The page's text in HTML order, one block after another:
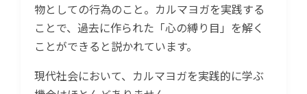
物としての行為のこと。カルマヨガを実践する
ことで、過去に作られた「心の縛り目」を解く
ことができると説かれています。
現代社会において、カルマヨガを実践的に学ぶ